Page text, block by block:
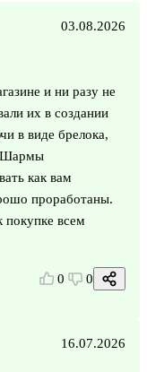
03.08.2026
и ни разу не
их в создании
в виде брелока,
Шармы
как вам
проработаны.
всем
0 0
16.07.2026